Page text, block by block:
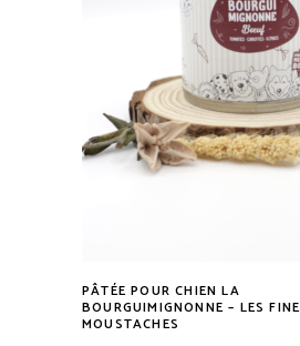
PÂTÉE POUR CHIEN LA
BOURGUIMIGNONNE – LES
MOUSTACHES